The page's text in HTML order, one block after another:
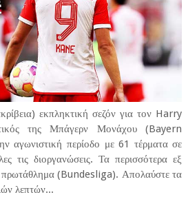
εκπληκτική σεζόν για τον Harry
της Μπάγερν Μονάχου (Bayern
αγωνιστική περίοδο με 61 τέρματα σε
τις διοργανώσεις. Τα περισσότερα εξ
(Bundesliga). Απολαύστε τα
λεπτών...